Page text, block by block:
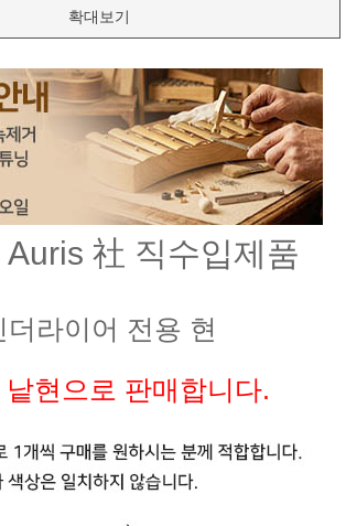
확대보기
Auris 社 직수입제품
더라이어 전용 현
낱현으로 판매합니다.